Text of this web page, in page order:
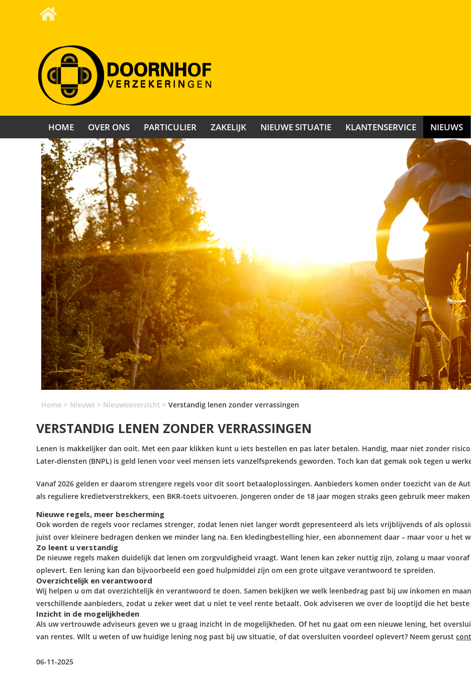
Home > Nieuws > Nieuwsoverzicht > Verstandig lenen zonder verrassingen
VERSTANDIG LENEN ZONDER VERRASSINGEN
Lenen is makkelijker dan ooit. Met een paar klikken kunt u iets bestellen en pas later betalen. Handig, maar niet zonder
Later-diensten (BNPL) is geld lenen voor veel mensen iets vanzelfsprekends geworden. Toch kan dat gemak ook tegen u
Vanaf 2026 gelden er daarom strengere regels voor dit soort betaaloplossingen. Aanbieders komen onder toezicht van de
als reguliere kredietverstrekkers, een BKR-toets uitvoeren. Jongeren onder de 18 jaar mogen straks geen gebruik meer maken
Nieuwe regels, meer bescherming
Ook worden de regels voor reclames strenger, zodat lenen niet langer wordt gepresenteerd als iets vrijblijvends of als
juist over kleinere bedragen denken we minder lang na. Een kledingbestelling hier, een abonnement daar – maar voor u het
Zo leent u verstandig
De nieuwe regels maken duidelijk dat lenen om zorgvuldigheid vraagt. Want lenen kan zeker nuttig zijn, zolang u maar
oplevert. Een lening kan dan bijvoorbeeld een goed hulpmiddel zijn om een grote uitgave verantwoord te spreiden.
Overzichtelijk en verantwoord
Wij helpen u om dat overzichtelijk én verantwoord te doen. Samen bekijken we welk leenbedrag past bij uw inkomen en
verschillende aanbieders, zodat u zeker weet dat u niet te veel rente betaalt. Ook adviseren we over de looptijd die het
Inzicht in de mogelijkheden
Als uw vertrouwde adviseurs geven we u graag inzicht in de mogelijkheden. Of het nu gaat om een nieuwe lening, het
van rentes. Wilt u weten of uw huidige lening nog past bij uw situatie, of dat oversluiten voordeel oplevert? Neem gerust
06-11-2025
HOME OVER ONS PARTICULIER ZAKELIJK NIEUWE SITUATIE KLANTENSERVICE NIEUWS